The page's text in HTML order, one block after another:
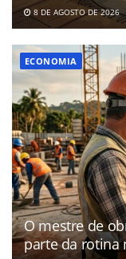
8 DE AGOSTO DE 2026
ECONOMIA
O mestre de
parte da rotina